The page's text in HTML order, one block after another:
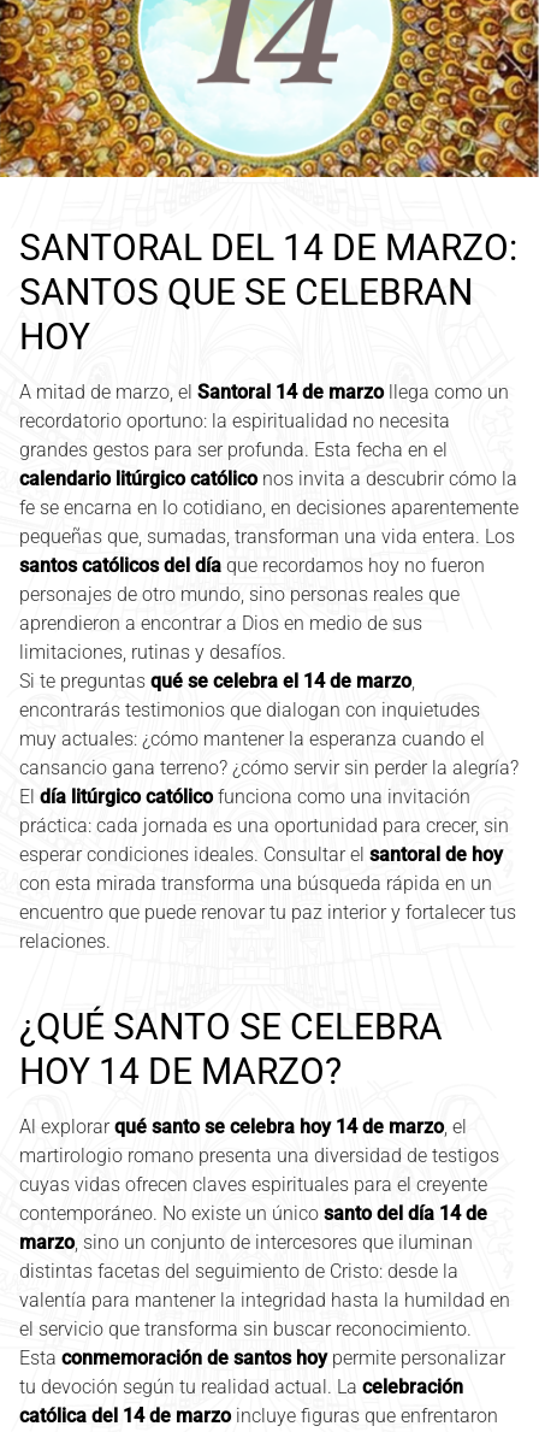
SANTORAL DEL 14 DE MARZO:
SANTOS QUE SE CELEBRAN
HOY
A mitad de marzo, el Santoral 14 de marzollega como un
recordatorio oportuno: la espiritualidad no necesita
grandes gestos para ser profunda. Esta fecha en el
calendario litúrgico católiconos invita a descubrir cómo la
fe se encarna en lo cotidiano, en decisiones aparentemente
pequeñas que, sumadas, transforman una vida entera. Los
santos católicos del día que recordamos hoy no fueron
personajes de otro mundo, sino personas reales que
aprendieron a encontrar a Dios en medio de sus
limitaciones, rutinas y desafíos.
Si te preguntas qué se celebra el 14 de marzo,
encontrarás testimonios que dialogan con inquietudes
muy actuales: ¿cómo mantener la esperanza cuando el
cansancio gana terreno? ¿cómo servir sin perder la alegría?
El día litúrgico católicofunciona como una invitación
práctica: cada jornada es una oportunidad para crecer, sin
esperar condiciones ideales. Consultar el santoral de hoy
con esta mirada transforma una búsqueda rápida en un
encuentro que puede renovar tu paz interior y fortalecer tus
relaciones.
¿QUÉ SANTO SE CELEBRA
HOY 14 DE MARZO?
Al explorarqué santo se celebra hoy 14 de marzo, el
martirologio romano presenta una diversidad de testigos
cuyas vidas ofrecen claves espirituales para el creyente
contemporáneo. No existe un único santo del día 14 de
marzo, sino un conjunto de intercesores que iluminan
distintas facetas del seguimiento de Cristo: desde la
valentía para mantener la integridad hasta la humildad en
el servicio que transforma sin buscar reconocimiento.
Esta conmemoración de santos hoypermite personalizar
tu devoción según tu realidad actual. La celebración
católica del 14 de marzoincluye figuras que enfrentaron